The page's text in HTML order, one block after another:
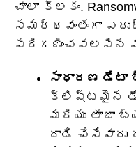
చాలా కీలకం.
సమర్థవంతంగా
పరిగణించవలసిన
సాధారణ డేటా
క్లిష్టమైన
మరియు తాజా
దాడి చేసేవారు